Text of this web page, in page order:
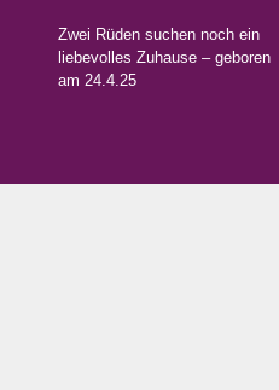
Zwei Rüden suchen noch ein
liebevolles Zuhause – geboren
am 24.4.25